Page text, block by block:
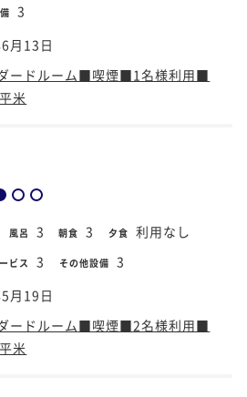
3
月13日
ードルーム■喫煙■1名様利用■
米
風呂 3 朝食 3 夕食 利用なし
ビス 3 その他設備 3
月19日
ードルーム■喫煙■2名様利用■
米